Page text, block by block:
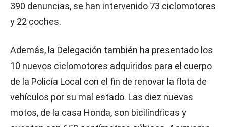
390 denuncias, se han intervenido 73 ciclomotores
y 22 coches.
Además, la Delegación también ha presentado los
10 nuevos ciclomotores adquiridos para el cuerpo
de la Policía Local con el fin de renovar la flota de
vehículos por su mal estado. Las diez nuevas
motos, de la casa Honda, son bicilíndricas y